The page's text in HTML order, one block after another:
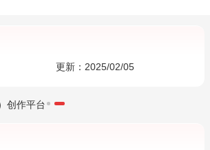
更新：2025/02/05